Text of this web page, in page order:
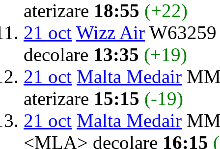
aterizare 18:55 (+22)
21 oct Wizz Air
decolare 13:35 (+19)
21 oct Malta Medair
aterizare 15:15 (-19)
21 oct Malta Medair
<MLA> decolare 16:15